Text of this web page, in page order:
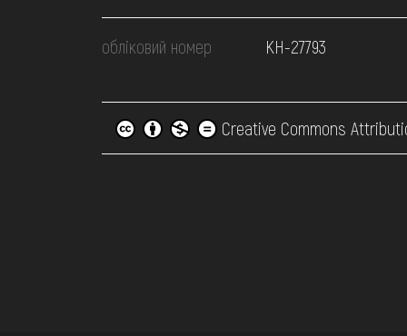
обліковий номер КН-27793
Creative Commons